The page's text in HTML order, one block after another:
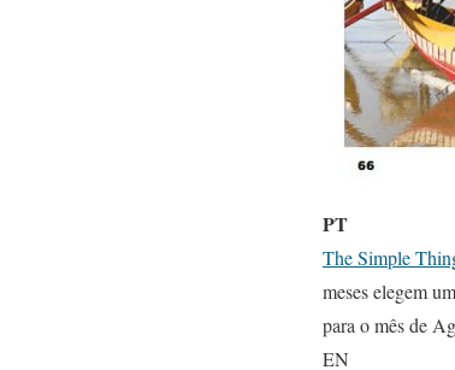
PT
The Simple
meses elegem
para o mês de
EN